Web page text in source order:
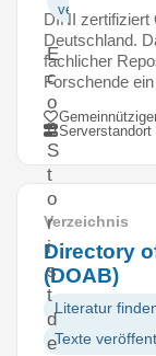
veröffentlichen
E
c
o
n
S
t
o
r
i
s
t
d
e
DINI zertifiziert
Deutschland.
fachlicher
Forschende
Serverstandort
Verzeichnis
Directory
(DOAB)
Literatur
Texte